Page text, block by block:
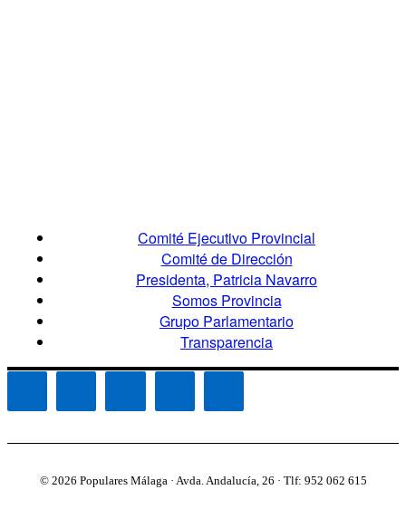
Comité Ejecutivo Provincial
Comité de Dirección
Presidenta, Patricia Navarro
Somos Provincia
Grupo Parlamentario
Transparencia
© 2026 Populares Málaga · Avda. Andalucía, 26 · Tlf: 952 062 615